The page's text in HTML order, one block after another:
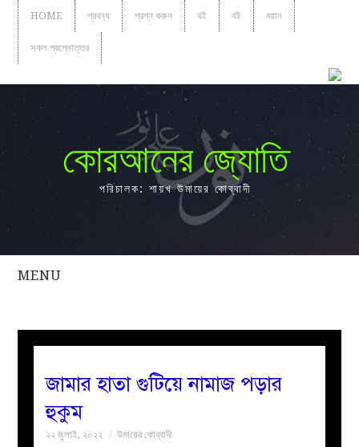
HOME প্রবন্ধ প্রশ্ন করুন বই বই বয়ান
সকল প্রশ্নোত্তর
কোরআনের জ্যোতি
পরিচালক: শায়খ উমায়ের কোব্বাদী
MENU
সকল
নারীদের
জামার হাতা গুটিয়ে নামাজ পড়ার
হুকুম
২২ জুলাই, ২০২২ উমায়ের কোব্বাদী